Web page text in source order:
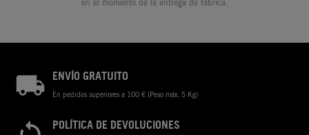
en el momento de la entrega de fábrica.
ENVÍO GRATUITO
En pedidos superiores a 100 € (Peso máx. 5 Kg)
POLÍTICA DE DEVOLUCIONES